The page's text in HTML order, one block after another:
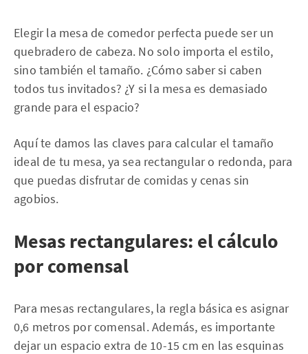
Elegir la mesa de comedor perfecta puede ser un
quebradero de cabeza. No solo importa el estilo,
sino también el tamaño. ¿Cómo saber si caben
todos tus invitados? ¿Y si la mesa es demasiado
grande para el espacio?
Aquí te damos las claves para calcular el tamaño
ideal de tu mesa, ya sea rectangular o redonda, para
que puedas disfrutar de comidas y cenas sin
agobios.
Mesas rectangulares: el cálculo
por comensal
Para mesas rectangulares, la regla básica es asignar
0,6 metros por comensal. Además, es importante
dejar un espacio extra de 10-15 cm en las esquinas